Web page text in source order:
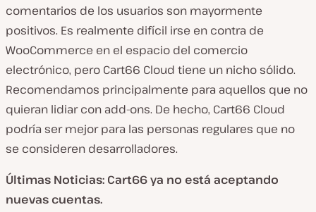
comentarios de los usuarios son mayormente
positivos. Es realmente difícil irse en contra de
WooCommerce en el espacio del comercio
electrónico, pero Cart66 Cloud tiene un nicho sólido.
Recomendamos principalmente para aquellos que no
quieran lidiar con add-ons. De hecho, Cart66 Cloud
podría ser mejor para las personas regulares que no
se consideren desarrolladores.
Últimas Noticias: Cart66 ya no está aceptando
nuevas cuentas.